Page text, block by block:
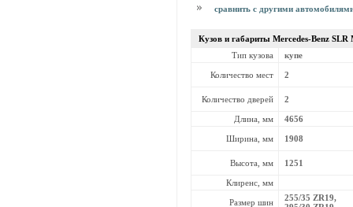
сравнить с другими
Кузов и габариты Mercedes-Benz SLR
Тип кузова
купе
Количество мест 2
Количество дверей 2
Длина, мм 4656
Ширина, мм 1908
Высота, мм 1251
Клиренс, мм
Размер шин
255/35 ZR19,